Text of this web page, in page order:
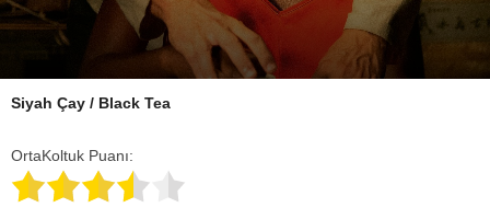
Yazar: Erkan Büker- 29 Nisan 2024
Siyah Çay / Black Tea
OrtaKoltuk Puanı: